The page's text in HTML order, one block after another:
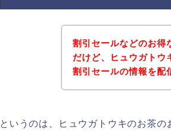
割引セールなどのお得
だけど、ヒュウガトウ
割引セールの情報を配
というのは、ヒュウガトウキのお茶